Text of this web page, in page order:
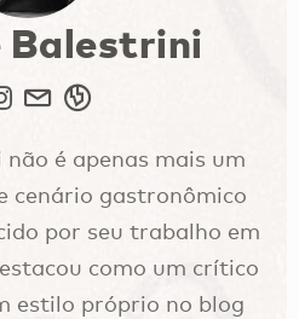
Balestrini
é apenas mais um
cenário gastronômico
por seu trabalho em
como um crítico
estilo próprio no blog